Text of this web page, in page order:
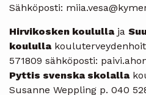
Sähköposti:
Hirvikosken koulullaja
koululla
571809 sähköposti:
Pyttis svenska skolalla
Susanne Weppling p. 040